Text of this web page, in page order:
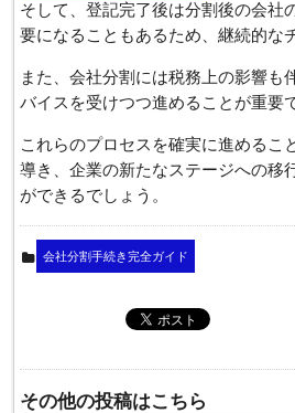
そして、登記完了後は分割後の会社
要になることもあるため、継続的な
また、会社分割には税務上の影響も
バイスを受けつつ進めることが重要
これらのプロセスを確実に進めるこ
導き、企業の新たなステージへの移
ができるでしょう。
会社分割手続き完全ガイド
その他の投稿はこちら